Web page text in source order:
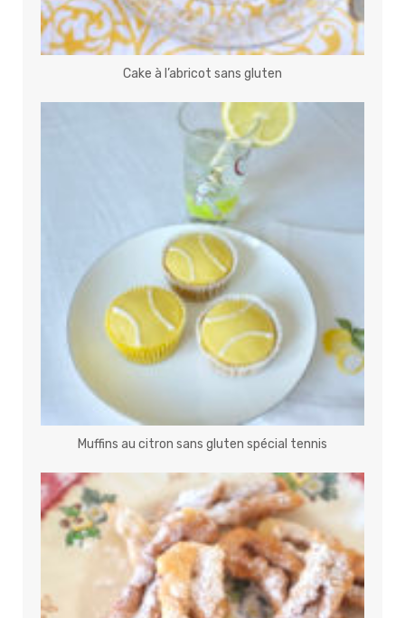
Cake à l’abricot sans gluten
Muffins au citron sans gluten spécial tennis